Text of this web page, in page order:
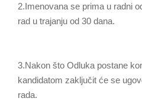
2.Imenovana se prima u radni
rad u trajanju od 30 dana.
3.Nakon što Odluka postane
kandidatom zaključit će se
rada.